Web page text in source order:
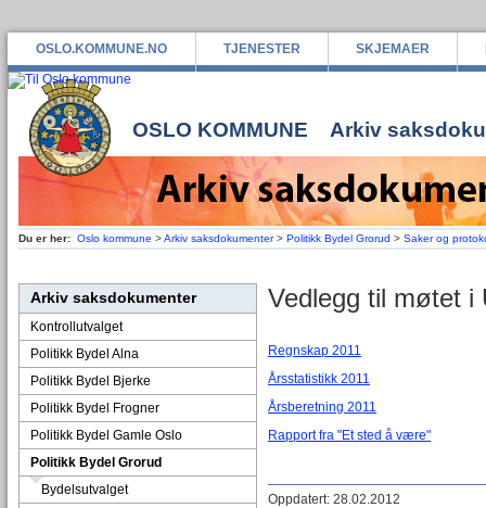
OSLO.KOMMUNE.NO TJENESTER SKJEMAER
OSLO KOMMUNE Arkiv
Du er her: Oslo kommune >Arkiv saksdokumenter> Politikk Bydel Grorud > Saker og
Arkiv saksdokumenter
Kontrollutvalget
Politikk Bydel Alna
Politikk Bydel Bjerke
Politikk Bydel Frogner
Politikk Bydel Gamle Oslo
Politikk Bydel Grorud
Bydelsutvalget
Vedlegg til møtet i
Regnskap 2011
Årsstatistikk 2011
Årsberetning 2011
Rapport fra "Et sted å være"
Oppdatert: 28.02.2012